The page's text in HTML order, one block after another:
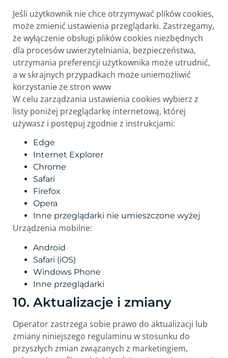
Jeśli użytkownik nie chce otrzymywać plików cookies,
może zmienić ustawienia przeglądarki. Zastrzegamy,
że wyłączenie obsługi plików cookies niezbędnych
dla procesów uwierzytelniania, bezpieczeństwa,
utrzymania preferencji użytkownika może utrudnić,
a w skrajnych przypadkach może uniemożliwić
korzystanie ze stron www
W celu zarządzania ustawienia cookies wybierz z
listy poniżej przeglądarkę internetową, której
używasz i postępuj zgodnie z instrukcjami:
Edge
Internet Explorer
Chrome
Safari
Firefox
Opera
Inne przeglądarki nie umieszczone wyżej
Urządzenia mobilne:
Android
Safari (iOS)
Windows Phone
Inne przeglądarki
10. Aktualizacje i zmiany
Operator zastrzega sobie prawo do aktualizacji lub
zmiany niniejszego regulaminu w stosunku do
przyszłych zmian związanych z marketingiem,